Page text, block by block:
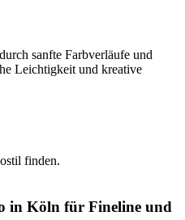
sanfte Farbverläufe und
Leichtigkeit und kreative
finden.
in Köln für Fineline und